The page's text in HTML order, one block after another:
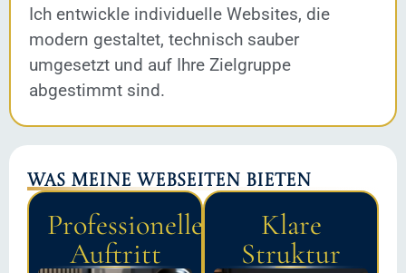
Ich entwickle individuelle Websites, die
modern gestaltet, technisch sauber
umgesetzt und auf Ihre Zielgruppe
abgestimmt sind.
Was meine Webseiten bieten
Professioneller
Auftritt
Klare
Struktur